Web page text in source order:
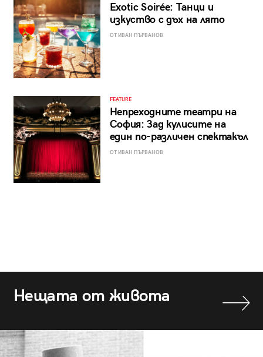
Exotic Soirée: Танци и
изкуство с дъх на лято
ОТ ИВАН ПЪРВАНОВ
FEATURE
Непреходните театри на
София: Зад кулисите на
един по-различен спектакъл
ОТ ИВАН ПЪРВАНОВ
Нещата от живота